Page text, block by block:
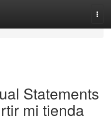
Statements
mi tienda